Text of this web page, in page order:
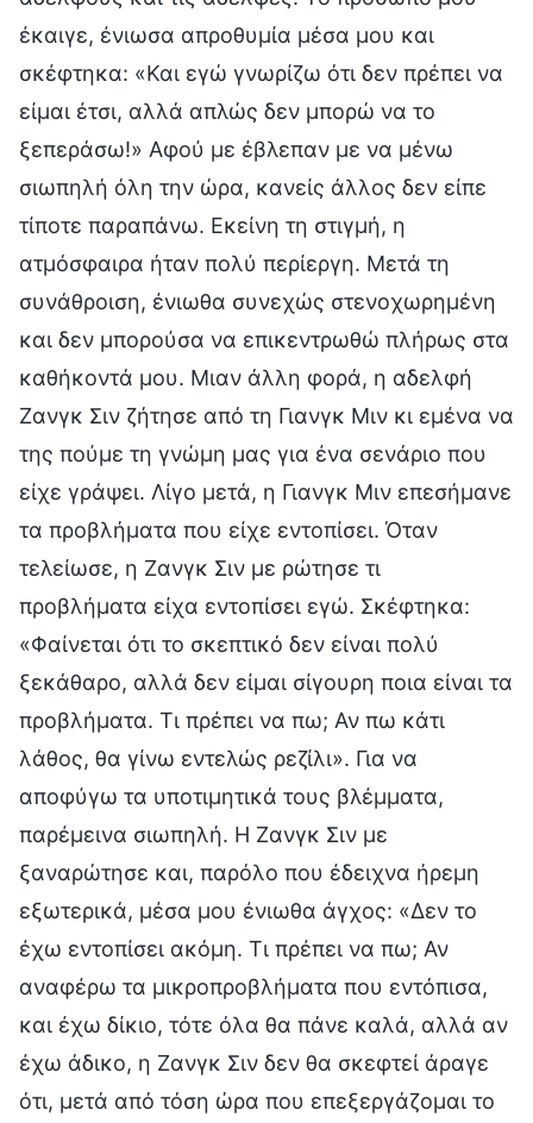
έκαιγε, ένιωσα απροθυμία μέσα μου και
σκέφτηκα: «Και εγώ γνωρίζω ότι δεν πρέπει να
είμαι έτσι, αλλά απλώς δεν μπορώ να το
ξεπεράσω!» Αφού με έβλεπαν με να μένω
σιωπηλή όλη την ώρα, κανείς άλλος δεν είπε
τίποτε παραπάνω. Εκείνη τη στιγμή, η
ατμόσφαιρα ήταν πολύ περίεργη. Μετά τη
συνάθροιση, ένιωθα συνεχώς στενοχωρημένη
και δεν μπορούσα να επικεντρωθώ πλήρως στα
καθήκοντά μου. Μιαν άλλη φορά, η αδελφή
Ζανγκ Σιν ζήτησε από τη Γιανγκ Μιν κι εμένα να
της πούμε τη γνώμη μας για ένα σενάριο που
είχε γράψει. Λίγο μετά, η Γιανγκ Μιν επεσήμανε
τα προβλήματα που είχε εντοπίσει. Όταν
τελείωσε, η Ζανγκ Σιν με ρώτησε τι
προβλήματα είχα εντοπίσει εγώ. Σκέφτηκα:
«Φαίνεται ότι το σκεπτικό δεν είναι πολύ
ξεκάθαρο, αλλά δεν είμαι σίγουρη ποια είναι τα
προβλήματα. Τι πρέπει να πω; Αν πω κάτι
λάθος, θα γίνω εντελώς ρεζίλι». Για να
αποφύγω τα υποτιμητικά τους βλέμματα,
παρέμεινα σιωπηλή. Η Ζανγκ Σιν με
ξαναρώτησε και, παρόλο που έδειχνα ήρεμη
εξωτερικά, μέσα μου ένιωθα άγχος: «Δεν το
έχω εντοπίσει ακόμη. Τι πρέπει να πω; Αν
αναφέρω τα μικροπροβλήματα που εντόπισα,
και έχω δίκιο, τότε όλα θα πάνε καλά, αλλά αν
έχω άδικο, η Ζανγκ Σιν δεν θα σκεφτεί άραγε
ότι, μετά από τόση ώρα που επεξεργάζομαι το